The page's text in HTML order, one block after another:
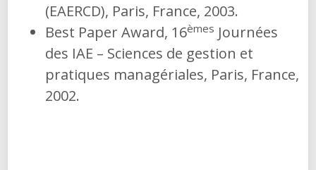
(EAERCD), Paris, France, 2003.
Best Paper Award, 16èmes Journées
des IAE – Sciences de gestion et
pratiques managériales, Paris, France,
2002.